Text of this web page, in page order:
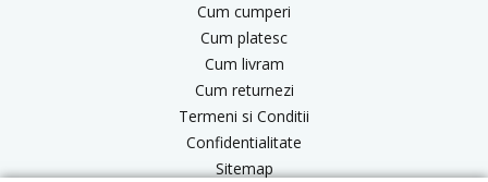
Cum cumperi
Cum platesc
Cum livram
Cum returnezi
Termeni si Conditii
Confidentialitate
Sitemap